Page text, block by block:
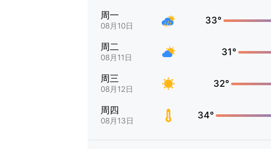
周一
08月10日
33°
周二
08月11日
31°
周三
08月12日
32°
周四
08月13日
34°